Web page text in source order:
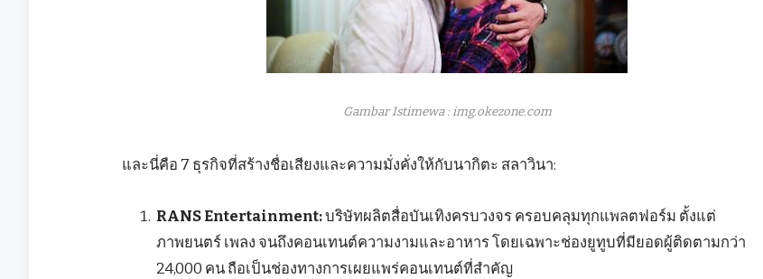
Gambar Istimewa : img.okezone.com
และนี่คือ 7 ธุรกิจที่สร้างชื่อเสียงและความมั่งคั่งให้กับนากิตะ สลาวินา:
RANS Entertainment:บริษัทผลิตสื่อบันเทิงครบวงจร ครอบคลุมทุกแพลตฟอร์ม ตั้งแต่
ภาพยนตร์ เพลง จนถึงคอนเทนต์ความงามและอาหาร โดยเฉพาะช่องยูทูบที่มียอดผู้ติดตามกว่า
24,000 คน ถือเป็นช่องทางการเผยแพร่คอนเทนต์ที่สำคัญ